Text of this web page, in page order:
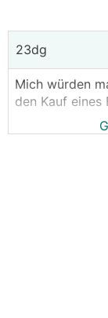
23dg
Mich würden
den Kauf eines
Hab in meiner